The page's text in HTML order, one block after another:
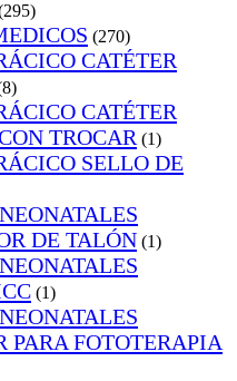
(270)
CATÉTER
CATÉTER
TROCAR (1)
SELLO DE
DE TALÓN (1)
(1)
PARA FOTOTERAPIA